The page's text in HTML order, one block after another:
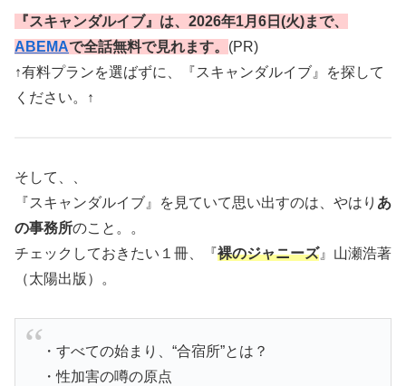
『スキャンダルイブ』は、2026年1月6日(火)まで、
ABEMAで全話無料で見れます。 (PR)
↑有料プランを選ばずに、『スキャンダルイブ』を探して
ください。↑
そして、、
『スキャンダルイブ』を見ていて思い出すのは、やはり あ
の事務所のこと。。
チェックしておきたい１冊、『裸のジャニーズ』山瀬浩著
（太陽出版）。
・すべての始まり、“合宿所”とは？
・性加害の噂の原点